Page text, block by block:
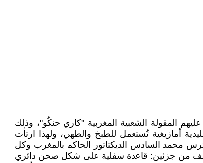
المقولة الشعبية المغربية "كاري حنكُو"، وذلك
أمازيغية تُستعمل للطبخ والطهي، ولهذا ارتأت
محمد السادس الديكتاتور الحاكم بالمغرب وكل
يتألف من جزئين: قاعدة سفلية على شكل صحن دائري